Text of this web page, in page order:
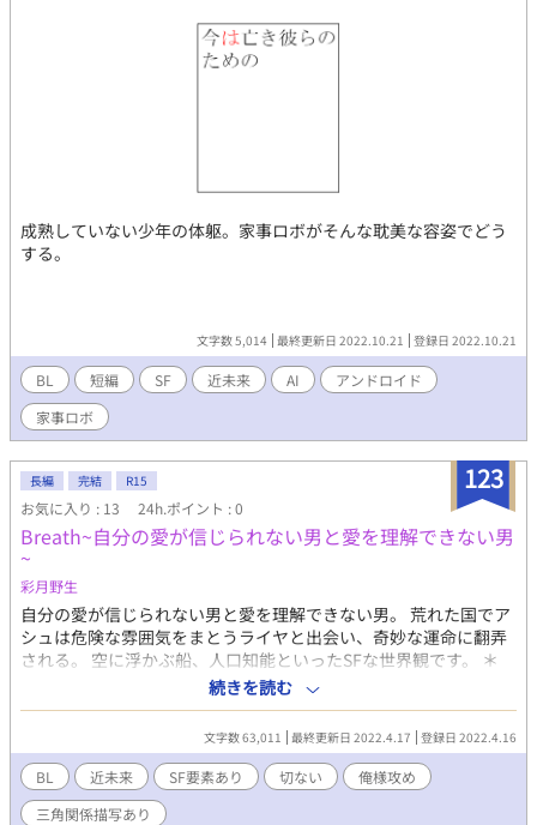
する「精神の健康」ほど猜疑的な概念はないのだが。
成熟していない少年の体躯。家事ロボがそんな耽美な容姿でどう
する。
文字数 5,014 最終更新日 2022.10.21 登録日 2022.10.21
BL 短編 SF 近未来 AI
アンドロイド
家事ロボ
123
長編 完結 R15
お気に入り : 13 24h.ポイント : 0
Breath~自分の愛が信じられない男と愛を理解できない男
~
彩月野生
自分の愛が信じられない男と愛を理解できない男。 荒れた国でア
シュは危険な雰囲気をまとうライヤと出会い、奇妙な運命に翻弄
される。 空に浮かぶ船、人口知能といったSFな世界観です。 ＊
Kindleから下ろしました。主要人物3人の男は二十代。 かなり昔
に書いた作品なので、現在と文章、作風が違います。
続きを読む
文字数 63,011 最終更新日 2022.4.17 登録日 2022.4.16
BL 近未来 SF要素あり 切ない
俺様攻め
三角関係描写あり